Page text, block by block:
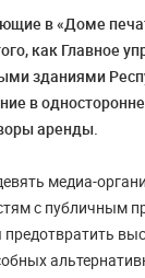
в «Доме
как Главное
зданиями
в
аренды.
медиа-
с публичным